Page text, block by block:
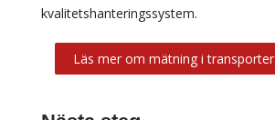
kvalitetshanteringssystem.
Läs mer om mätning i transporter